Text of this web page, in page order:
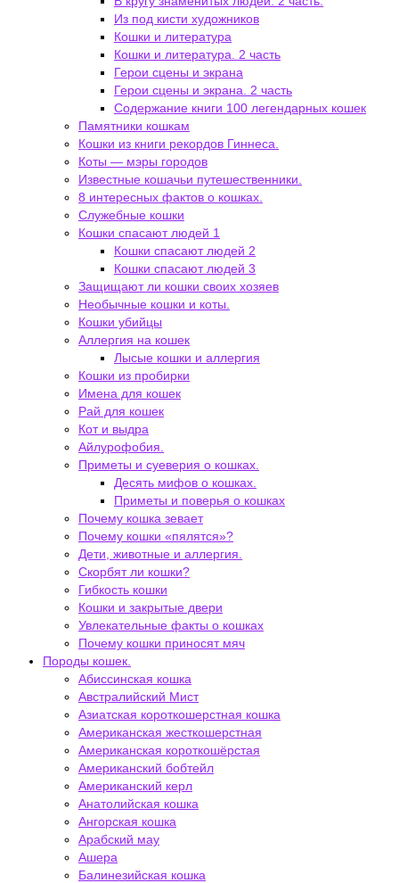
Из под кисти художников
Кошки и литература
Кошки и литература. 2 часть
Герои сцены и экрана
Герои сцены и экрана. 2 часть
Содержание книги 100 легендарных кошек
Памятники кошкам
Кошки из книги рекордов Гиннеса.
Коты — мэры городов
Известные кошачьи путешественники.
8 интересных фактов о кошках.
Служебные кошки
Кошки спасают людей 1
Кошки спасают людей 2
Кошки спасают людей 3
Защищают ли кошки своих хозяев
Необычные кошки и коты.
Кошки убийцы
Аллергия на кошек
Лысые кошки и аллергия
Кошки из пробирки
Имена для кошек
Рай для кошек
Кот и выдра
Айлурофобия.
Приметы и суеверия о кошках.
Десять мифов о кошках.
Приметы и поверья о кошках
Почему кошка зевает
Почему кошки «пялятся»?
Дети, животные и аллергия.
Скорбят ли кошки?
Гибкость кошки
Кошки и закрытые двери
Увлекательные факты о кошках
Почему кошки приносят мяч
Породы кошек.
Абиссинская кошка
Австралийский Мист
Азиатская короткошерстная кошка
Американская жесткошерстная
Американская короткошёрстая
Американский бобтейл
Американский керл
Анатолийская кошка
Ангорская кошка
Арабский мау
Ашера
Балинезийская кошка